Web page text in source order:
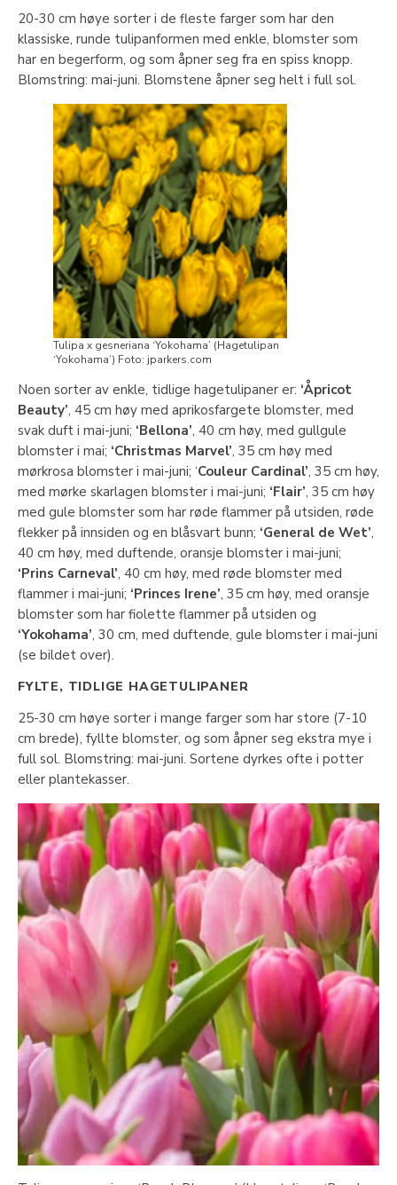
20-30 cm høye sorter i de fleste farger som har den
klassiske, runde tulipanformen med enkle, blomster som
har en begerform, og som åpner seg fra en spiss knopp.
Blomstring: mai-juni. Blomstene åpner seg helt i full sol.
Tulipa x gesneriana ‘Yokohama’ (Hagetulipan
‘Yokohama’) Foto: jparkers.com
Noen sorter av enkle, tidlige hagetulipaner er: ‘Åpricot
Beauty’, 45 cm høy med aprikosfargete blomster, med
svak duft i mai-juni; ‘Bellona’, 40 cm høy, med gullgule
blomster i mai; ‘Christmas Marvel’, 35 cm høy med
mørkrosa blomster i mai-juni; ‘Couleur Cardinal’, 35 cm høy,
med mørke skarlagen blomster i mai-juni; ‘Flair’, 35 cm høy
med gule blomster som har røde flammer på utsiden, røde
flekker på innsiden og en blåsvart bunn; ‘General de Wet’,
40 cm høy, med duftende, oransje blomster i mai-juni;
‘Prins Carneval’, 40 cm høy, med røde blomster med
flammer i mai-juni; ‘Princes Irene’, 35 cm høy, med oransje
blomster som har fiolette flammer på utsiden og
‘Yokohama’, 30 cm, med duftende, gule blomster i mai-juni
(se bildet over).
FYLTE, TIDLIGE HAGETULIPANER
25-30 cm høye sorter i mange farger som har store (7-10
cm brede), fyllte blomster, og som åpner seg ekstra mye i
full sol. Blomstring: mai-juni. Sortene dyrkes ofte i potter
eller plantekasser.